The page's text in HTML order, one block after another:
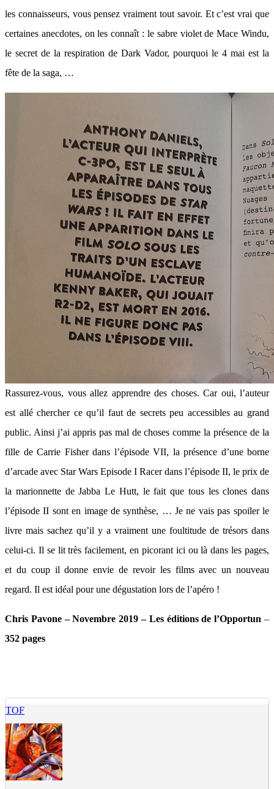
les connaisseurs, vous pensez vraiment tout savoir. Et c’est vrai que
certaines anecdotes, on les connaît : le sabre violet de Mace Windu,
le secret de la respiration de Dark Vador, pourquoi le 4 mai est la
fête de la saga, …
Rassurez-vous, vous allez apprendre des choses. Car oui, l’auteur
est allé chercher ce qu’il faut de secrets peu accessibles au grand
public. Ainsi j’ai appris pas mal de choses comme la présence de la
fille de Carrie Fisher dans l’épisode VII, la présence d’une borne
d’arcade avec Star Wars Episode I Racer dans l’épisode II, le prix de
la marionnette de Jabba Le Hutt, le fait que tous les clones dans
l’épisode II sont en image de synthèse, … Je ne vais pas spoiler le
livre mais sachez qu’il y a vraiment une foultitude de trésors dans
celui-ci. Il se lit très facilement, en picorant ici ou là dans les pages,
et du coup il donne envie de revoir les films avec un nouveau
regard. Il est idéal pour une dégustation lors de l’apéro !
Chris Pavone – Novembre 2019 – Les éditions de l’Opportun –
352 pages
TOF